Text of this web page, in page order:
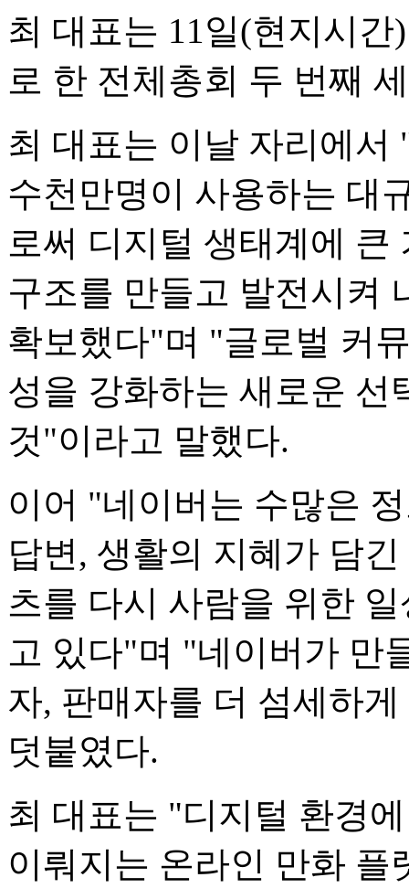
최 대표는 11일(현지시
로 한 전체총회 두 번째
최 대표는 이날 자리에
수천만명이 사용하는 대
로써 디지털 생태계에 큰
구조를 만들고 발전시켜
확보했다"며 "글로벌 커
성을 강화하는 새로운 선
것"이라고 말했다.
이어 "네이버는 수많은
답변, 생활의 지혜가 담
츠를 다시 사람을 위한
고 있다"며 "네이버가 만
자, 판매자를 더 섬세하
덧붙였다.
최 대표는 "디지털 환경
이뤄지는 온라인 만화